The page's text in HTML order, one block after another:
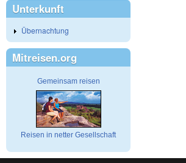
Unterkunft
Übernachtung
Mitreisen.org
Gemeinsam reisen
Reisen in netter Gesellschaft